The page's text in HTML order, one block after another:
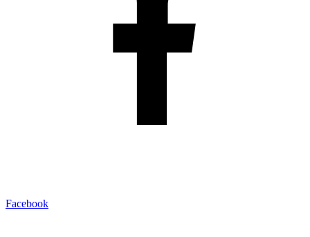
Facebook